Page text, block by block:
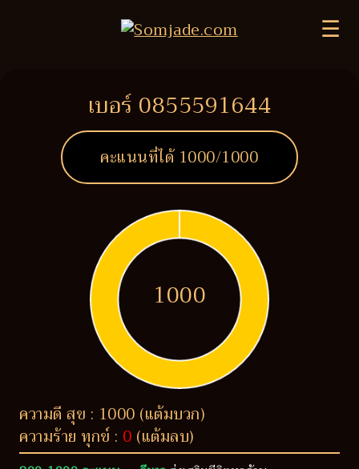
☰
เบอร์ 0855591644
คะแนนที่ได้ 1000/1000
1000
ความดี สุข : 1000 (แต้มบวก)
ความร้าย ทุกข์ : 0 (แต้มลบ)